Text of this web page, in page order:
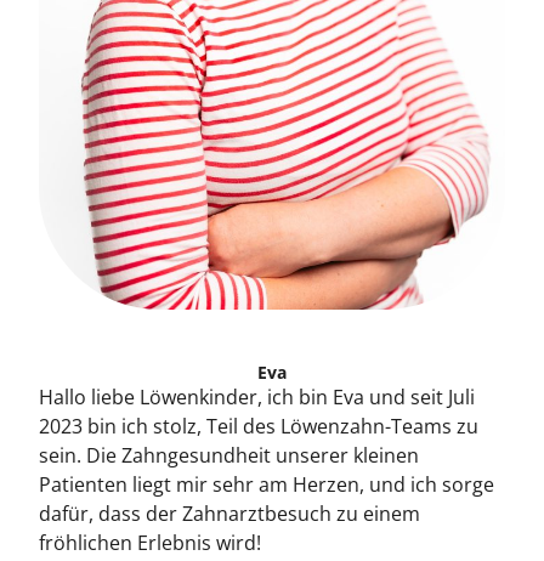
Eva
Hallo liebe Löwenkinder, ich bin Eva und seit Juli
2023 bin ich stolz, Teil des Löwenzahn-Teams zu
sein. Die Zahngesundheit unserer kleinen
Patienten liegt mir sehr am Herzen, und ich sorge
dafür, dass der Zahnarztbesuch zu einem
fröhlichen Erlebnis wird!